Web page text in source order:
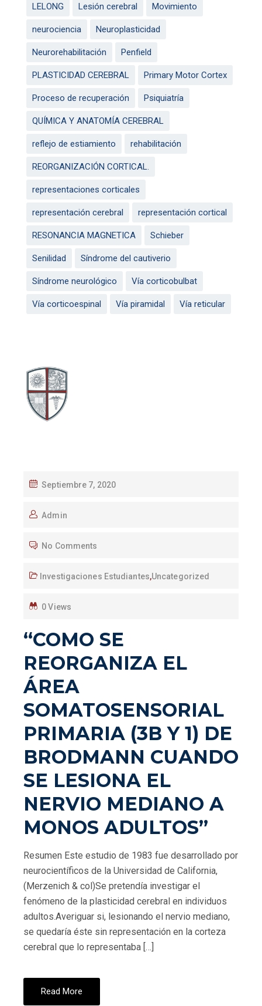
LELONG Lesión cerebral Movimiento
neurociencia Neuroplasticidad
Neurorehabilitación Penfield
PLASTICIDAD CEREBRAL Primary Motor Cortex
Proceso de recuperación Psiquiatría
QUÍMICA Y ANATOMÍA CEREBRAL
reflejo de estiamiento rehabilitación
REORGANIZACIÓN CORTICAL.
representaciones corticales
representación cerebral representación cortical
RESONANCIA MAGNETICA Schieber
Senilidad Síndrome del cautiverio
Síndrome neurológico Vía corticobulbat
Vía corticoespinal Vía piramidal Vía reticular
Septiembre 7, 2020
Admin
No Comments
Investigaciones Estudiantes,Uncategorized
0 Views
“COMO SE
REORGANIZA EL
ÁREA
SOMATOSENSORIAL
PRIMARIA (3B Y 1) DE
BRODMANN CUANDO
SE LESIONA EL
NERVIO MEDIANO A
MONOS ADULTOS”
Resumen Este estudio de 1983 fue desarrollado por
neurocientíficos de la Universidad de California,
(Merzenich & col)Se pretendía investigar el
fenómeno de la plasticidad cerebral en individuos
adultos.Averiguar si, lesionando el nervio mediano,
se quedaría éste sin representación en la corteza
cerebral que lo representaba […]
Read More